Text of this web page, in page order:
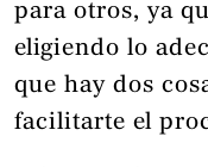
para otros, ya
eligiendo lo
que hay dos
facilitarte el